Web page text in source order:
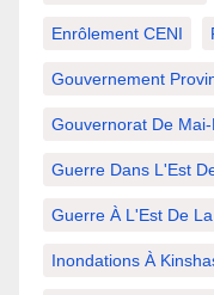
Enrôlement CENI
Gouvernement
Gouvernorat De
Guerre Dans L'Est
Guerre À L'Est De
Inondations À